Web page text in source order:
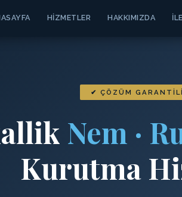
HIZMETLER HAKKIMIZDA
✔ ÇÖZÜM GARANTILI
Nem ·
Kurutma